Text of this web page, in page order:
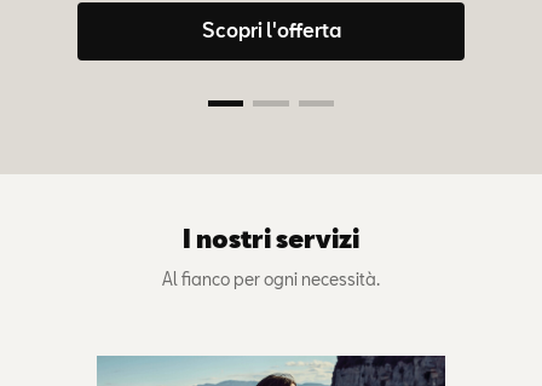
Scopri l'offerta
I nostri servizi
Al fianco per ogni necessità.